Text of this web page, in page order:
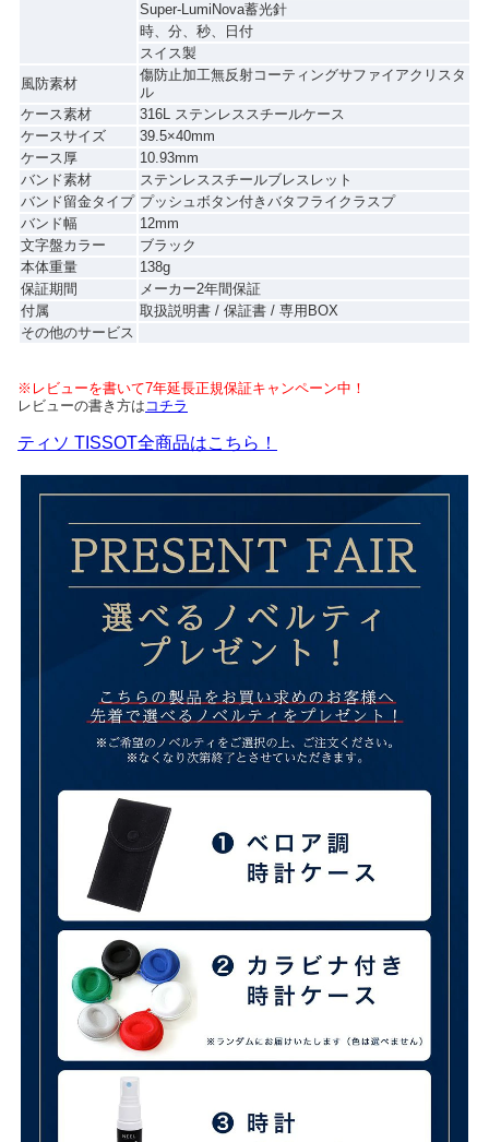
Super-LumiNova蓄光針
時、分、秒、日付
スイス製
風防素材
傷防止加工無反射コーティングサファイアクリスタ
ル
ケース素材
316L ステンレススチールケース
ケースサイズ
39.5×40mm
ケース厚
10.93mm
バンド素材
ステンレススチールブレスレット
バンド留金タイプ プッシュボタン付きバタフライクラスプ
バンド幅
12mm
文字盤カラー
ブラック
本体重量
138g
保証期間
メーカー2年間保証
付属
取扱説明書 / 保証書 / 専用BOX
その他のサービス
※レビューを書いて7年延長正規保証キャンペーン中！
レビューの書き方は コチラ
ティソ TISSOT全商品はこちら！